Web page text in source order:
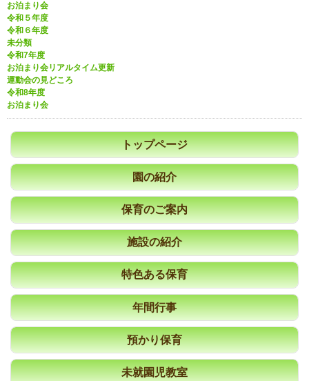
お泊まり会
令和５年度
令和６年度
未分類
令和7年度
お泊まり会リアルタイム更新
運動会の見どころ
令和8年度
お泊まり会
トップページ
園の紹介
保育のご案内
施設の紹介
特色ある保育
年間行事
預かり保育
未就園児教室